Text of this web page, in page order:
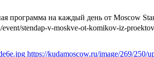
программа на каждый день от Moscow
event/stendap-v-moskve-ot-komikov-iz-
https://kudamoscow.ru/image/269/250/